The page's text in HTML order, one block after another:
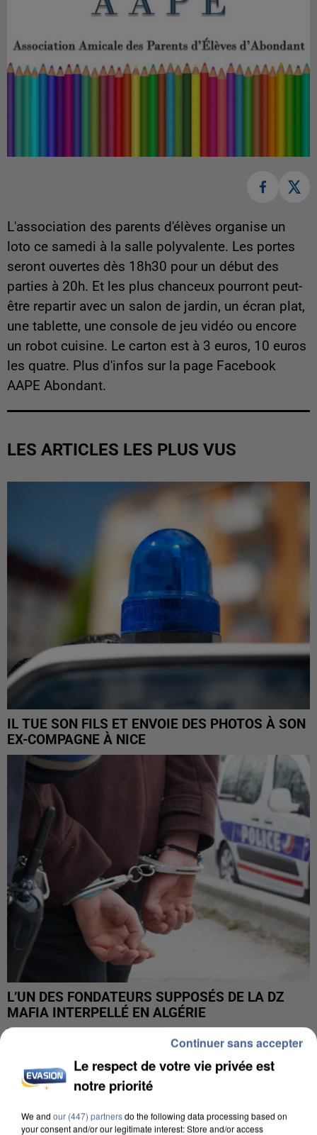
L'association des parents d'élèves organise un
loto ce samedi à la salle polyvalente. Les portes
seront ouvertes dès 18h30 pour un début des
parties à 20h. Et les plus chanceux pourront peut-
être repartir avec un salon de jardin, un écran plat,
une tablette, une console de jeu vidéo ou encore
un robot cuisine. Le carton est à 3 euros, 10 euros
les quatre. Plus d'infos sur la page Facebook
AAPE Abondant.
LES ARTICLES LES PLUS VUS
IL TUE SON FILS ET ENVOIE DES PHOTOS À SON
EX-COMPAGNE À NICE
L’UN DES FONDATEURS SUPPOSÉS DE LA DZ
MAFIA INTERPELLÉ EN ALGÉRIE
Le respect de votre vie privée est
notre priorité
We and our (447) partnersdo the following data processing based on
your consent and/or our legitimate interest: Store and/or access
Continuer sans accepter